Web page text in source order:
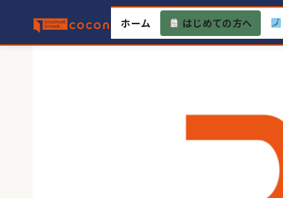
content
ホーム はじめての方へ